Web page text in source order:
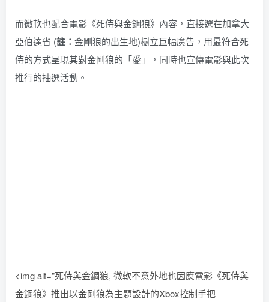
而微軟也配合電影《死侍與金鋼狼》內容，直接選在加拿大
亞伯達省 (註： 金剛狼的出生地)樹立巨幅廣告，用最符合死
侍的方式呈現其對金剛狼的「愛」，同時也宣傳電影與此次
推行的抽選活動。
<img alt="死侍與金鋼狼, 微軟不意外地也因應電影《死侍與
金鋼狼》推出以金剛狼為主題設計的Xbox控制手把